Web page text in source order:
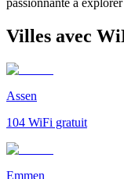
Villes avec
Assen
104 WiFi gratuit
Emmen